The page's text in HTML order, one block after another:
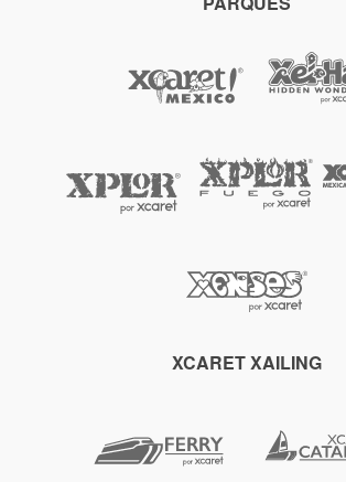
XCARET XAILING